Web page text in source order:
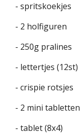
- spritskoekjes
- 2 holfiguren
- 250g pralines
- lettertjes (12st)
- crispie rotsjes
- 2 mini tabletten
- tablet (8x4)